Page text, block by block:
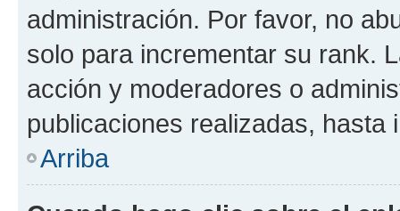
administración. Por favor, no
solo para incrementar su rank.
acción y moderadores o
publicaciones realizadas, hasta
Arriba